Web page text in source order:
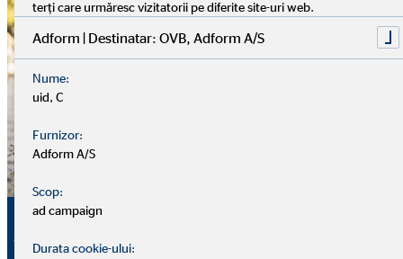
Acest lucru vorbește despre a trăi
împreună
terți care urmăresc vizitatorii pe diferite site-uri web.
Adform | Destinatar: OVB, Adform A/S
Nume:
uid, C
Furnizor:
Adform A/S
Scop:
ad campaign
Durata cookie-ului: